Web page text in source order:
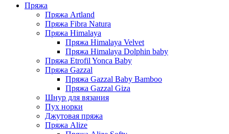
Пряжа
Пряжа Artland
Пряжа Fibra Natura
Пряжа Himalaya
Пряжа Himalaya Velvet
Пряжа Himalaya Dolphin baby
Пряжа Etrofil Yonca Baby
Пряжа Gazzal
Пряжа Gazzal Baby Bamboo
Пряжа Gazzal Giza
Шнур для вязания
Пух норки
Джутовая пряжа
Пряжа Alize